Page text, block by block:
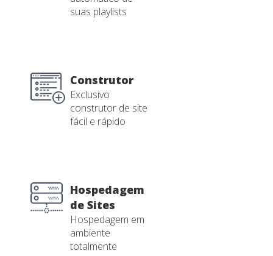
suas playlists
Construtor
Exclusivo
construtor de site
fácil e rápido
Hospedagem
de Sites
Hospedagem em
ambiente
totalmente